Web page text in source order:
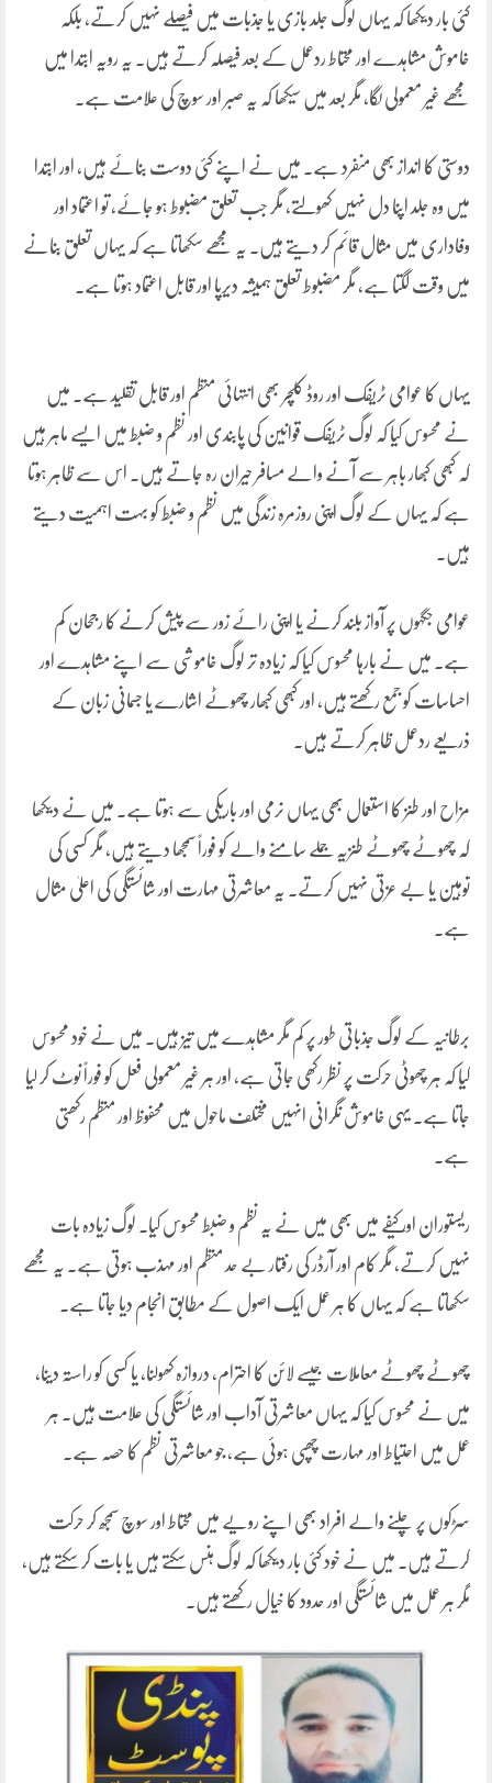
کئی بار دیکھا کہ یہاں لوگ جلد بازی یا جذبات میں فیصلے نہیں کرتے، بلکہ
خاموش مشاہدے اور محتاط ردعمل کے بعد فیصلہ کرتے ہیں۔ یہ رویہ ابتدا میں
مجھے غیر معمولی لگا، مگر بعد میں سیکھا کہ یہ صبر اور سوچ کی علامت ہے۔
دوستی کا انداز بھی منفرد ہے۔ میں نے اپنے کئی دوست بنائے ہیں، اور ابتدا
میں وہ جلد اپنا دل نہیں کھولتے، مگر جب تعلق مضبوط ہو جائے، تو اعتماد اور
وفاداری میں مثال قائم کر دیتے ہیں۔ یہ مجھے سکھاتا ہے کہ یہاں تعلق بنانے
میں وقت لگتا ہے، مگر مضبوط تعلق ہمیشہ دیرپا اور قابل اعتماد ہوتا ہے۔
یہاں کا عوامی ٹریفک اور روڈ کلچر بھی انتہائی منظم اور قابل تقلید ہے۔ میں
نے محسوس کیا کہ لوگ ٹریفک قوانین کی پابندی اور نظم و ضبط میں ایسے ماہر ہیں
کہ کبھی کبھار باہر سے آنے والے مسافر حیران رہ جاتے ہیں۔ اس سے ظاہر ہوتا
ہے کہ یہاں کے لوگ اپنی روزمرہ زندگی میں نظم و ضبط کو بہت اہمیت دیتے
ہیں۔
عوامی جگہوں پر آواز بلند کرنے یا اپنی رائے زور سے پیش کرنے کا رجحان کم
ہے۔ میں نے بارہا محسوس کیا کہ زیادہ تر لوگ خاموشی سے اپنے مشاہدے اور
احساسات کو جمع رکھتے ہیں، اور کبھی کبھار چھوٹے اشارے یا جسمانی زبان کے
ذریعے ردعمل ظاہر کرتے ہیں۔
مزاح اور طنز کا استعمال بھی یہاں نرمی اور باریکی سے ہوتا ہے۔ میں نے دیکھا
کہ چھوٹے چھوٹے طنزیہ جملے سامنے والے کو فوراً سمجھا دیتے ہیں، مگر کسی کی
توہین یا بے عزتی نہیں کرتے۔ یہ معاشرتی مہارت اور شائستگی کی اعلیٰ مثال
ہے۔
برطانیہ کے لوگ جذباتی طور پر کم مگر مشاہدے میں تیز ہیں۔ میں نے خود محسوس
کیا کہ ہر چھوٹی حرکت پر نظر رکھی جاتی ہے، اور ہر غیر معمولی فعل کو فوراً نوٹ کر لیا
جاتا ہے۔ یہی خاموش نگرانی انہیں مختلف ماحول میں محفوظ اور منظم رکھتی
ہے۔
ریستوران اور کیفے میں بھی میں نے یہ نظم و ضبط محسوس کیا۔ لوگ زیادہ بات
نہیں کرتے، مگر کام اور آرڈر کی رفتار بے حد منظم اور مہذب ہوتی ہے۔ یہ مجھے
سکھاتا ہے کہ یہاں کا ہر عمل ایک اصول کے مطابق انجام دیا جاتا ہے۔
چھوٹے چھوٹے معاملات جیسے لائن کا احترام، دروازہ کھولنا، یا کسی کو راستہ دینا،
میں نے محسوس کیا کہ یہاں معاشرتی آداب اور شائستگی کی علامت ہیں۔ ہر
عمل میں احتیاط اور مہارت چھپی ہوئی ہے، جو معاشرتی نظم کا حصہ ہے۔
سڑکوں پر چلنے والے افراد بھی اپنے رویے میں محتاط اور سوچ سمجھ کر حرکت
کرتے ہیں۔ میں نے خود کئی بار دیکھا کہ لوگ ہنس سکتے ہیں یا بات کر سکتے ہیں،
مگر ہر عمل میں شائستگی اور حدود کا خیال رکھتے ہیں۔